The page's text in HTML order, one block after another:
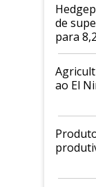
de
para
ao El